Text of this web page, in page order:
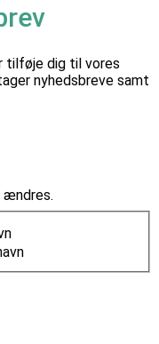
tilføje dig til vores
nyhedsbreve samt
ændres.